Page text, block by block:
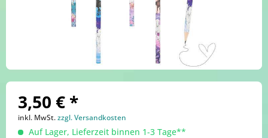
3,50 € *
inkl. MwSt.zzgl. Versandkosten
Auf Lager, Lieferzeit binnen 1-3 Tage**